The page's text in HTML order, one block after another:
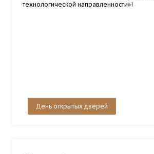
технологической направленности»!
День открытых дверей